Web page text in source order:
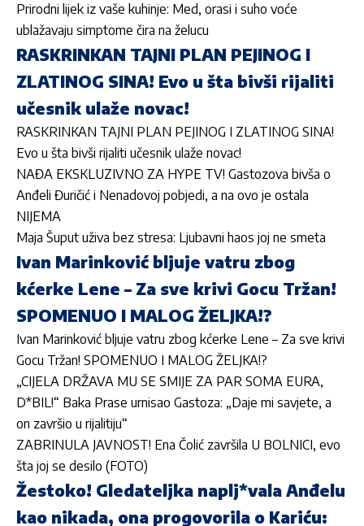
Prirodni lijek iz vaše kuhinje: Med, orasi i suho voće
ublažavaju simptome čira na želucu
RASKRINKAN TAJNI PLAN PEJINOG I
ZLATINOG SINA! Evo u šta bivši rijaliti
učesnik ulaže novac!
RASKRINKAN TAJNI PLAN PEJINOG I ZLATINOG SINA!
Evo u šta bivši rijaliti učesnik ulaže novac!
NAĐA EKSKLUZIVNO ZA HYPE TV! Gastozova bivša o
Anđeli Đuričić i Nenadovoj pobjedi, a na ovo je ostala
NIJEMA
Maja Šuput uživa bez stresa: Ljubavni haos joj ne smeta
Ivan Marinković bljuje vatru zbog
kćerke Lene – Za sve krivi Gocu Tržan!
SPOMENUO I MALOG ŽELJKA!?
Ivan Marinković bljuje vatru zbog kćerke Lene – Za sve krivi
Gocu Tržan! SPOMENUO I MALOG ŽELJKA!?
„CIJELA DRŽAVA MU SE SMIJE ZA PAR SOMA EURA,
D*BIL!“ Baka Prase urnisao Gastoza: „Daje mi savjete, a
on završio u rijalitiju“
ZABRINULA JAVNOST! Ena Čolić završila U BOLNICI, evo
šta joj se desilo (FOTO)
Žestoko! Gledateljka naplj*vala Anđelu
kao nikada, ona progovorila o Kariću: